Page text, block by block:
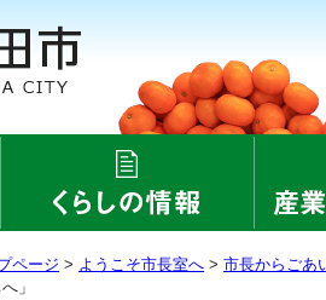
ページ > ようこそ市長室へ > 市長からごあ
」